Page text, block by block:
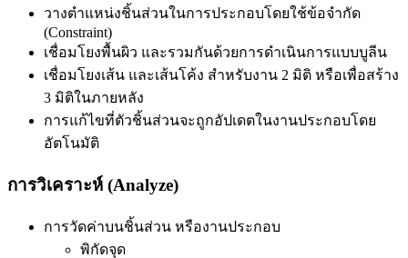
วางตำแหน่งชิ้นส่วนในการประกอบโดยใช้ข้อจำกัด
(Constraint)
เชื่อมโยงพื้นผิว และรวมกันด้วยการดำเนินการแบบบูลีน
เชื่อมโยงเส้น และเส้นโค้ง สำหรับงาน 2 มิติ หรือเพื่อสร้าง
3 มิติในภายหลัง
การแก้ไขที่ตัวชิ้นส่วนจะถูกอัปเดตในงานประกอบโดย
อัตโนมัติ
การวิเคราะห์ (Analyze)
การวัดค่าบนชิ้นส่วน หรืองานประกอบ
พิกัดจุด